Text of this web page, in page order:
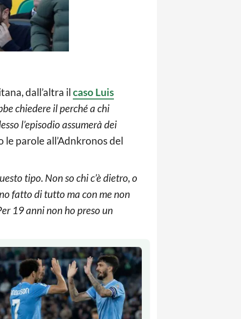
dall’altra il caso Luis
chiedere il perché a chi
l’episodio assumerà dei
le parole all’Adnkronos del
tipo. Non so chi c’è dietro, o
fatto di tutto ma con me non
19 anni non ho preso un